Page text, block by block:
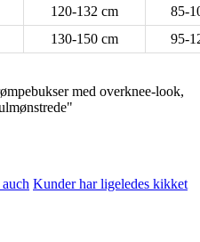
120-132 cm
85-
130-150 cm 95-
med overknee-look,
Kunder har ligeledes kikket